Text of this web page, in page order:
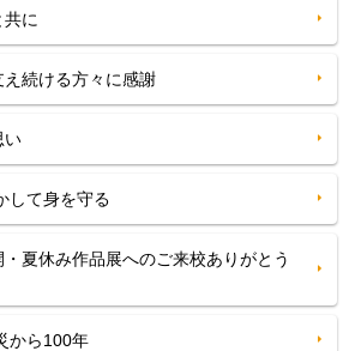
に
続ける方々に感謝
して身を守る
夏休み作品展へのご来校ありがとう
から100年